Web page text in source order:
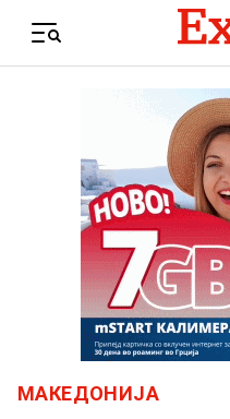
Menu
МАКЕДОНИЈА